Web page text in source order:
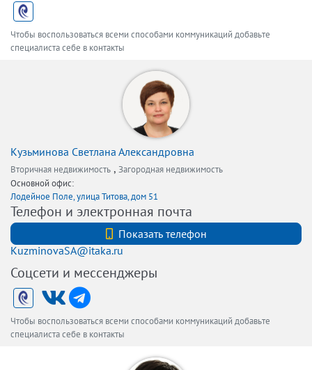
Чтобы воспользоваться всеми способами коммуникаций добавьте
специалиста себе в контакты
Кузьминова Светлана Александровна
Вторичная недвижимость , Загородная недвижимость
Основной офис:
Лодейное Поле, улица Титова, дом 51
Телефон и электронная почта
Показать телефон
KuzminovaSA@itaka.ru
Соцсети и мессенджеры
Чтобы воспользоваться всеми способами коммуникаций добавьте
специалиста себе в контакты